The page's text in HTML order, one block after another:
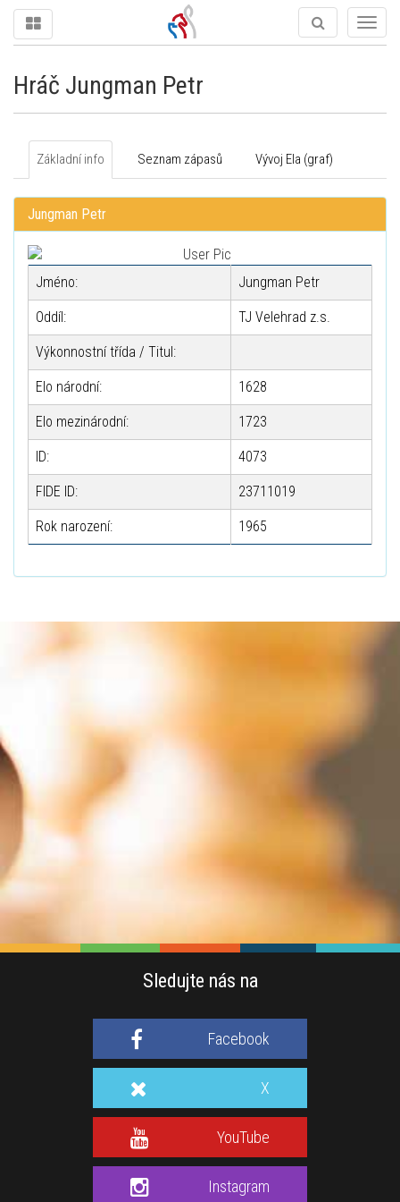
Hráč Jungman Petr
Základní info Seznam zápasů Vývoj Ela (graf)
Jungman Petr
Jméno: Jungman Petr
Oddíl: TJ Velehrad z.s.
Výkonnostní třída / Titul:
Elo národní: 1628
Elo mezinárodní: 1723
ID: 4073
FIDE ID: 23711019
Rok narození: 1965
Sledujte nás na
Facebook
X
YouTube
Instagram